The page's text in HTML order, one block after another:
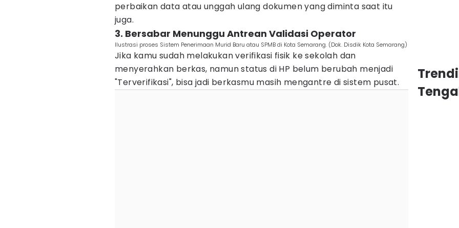
perbaikan data atau unggah ulang dokumen yang diminta saat itu
juga.
3. Bersabar Menunggu Antrean Validasi Operator
Ilustrasi proses Sistem Penerimaan Murid Baru atau SPMB di Kota Semarang. (Dok. Disdik Kota Semarang)
Jika kamu sudah melakukan verifikasi fisik ke sekolah dan
menyerahkan berkas, namun status di HP belum berubah menjadi
"Terverifikasi", bisa jadi berkasmu masih mengantre di sistem pusat.